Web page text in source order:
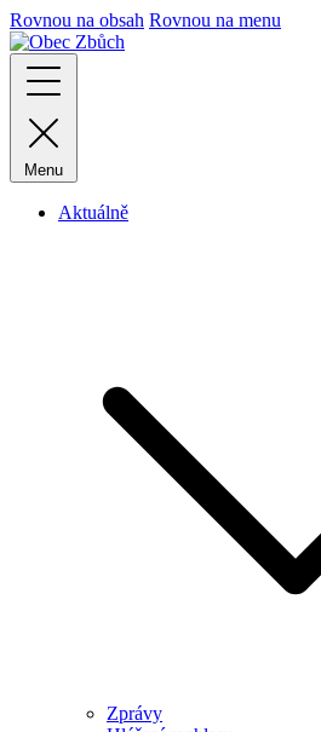
Rovnou na obsah Rovnou na menu
Menu
Aktuálně
Zprávy